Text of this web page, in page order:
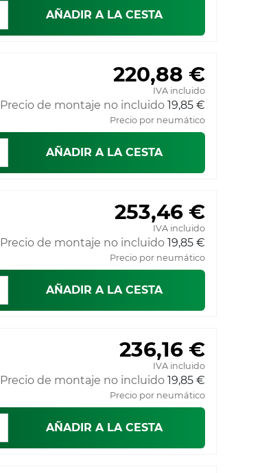
AÑADIR A LA CESTA
220,88 €
IVA incluido
Precio de montaje no incluido 19,85 €
Precio por neumático
AÑADIR A LA CESTA
253,46 €
IVA incluido
Precio de montaje no incluido 19,85 €
Precio por neumático
AÑADIR A LA CESTA
236,16 €
IVA incluido
Precio de montaje no incluido 19,85 €
Precio por neumático
AÑADIR A LA CESTA